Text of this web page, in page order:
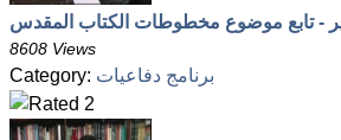
8608 Views
Category: برنامج دفاعيات